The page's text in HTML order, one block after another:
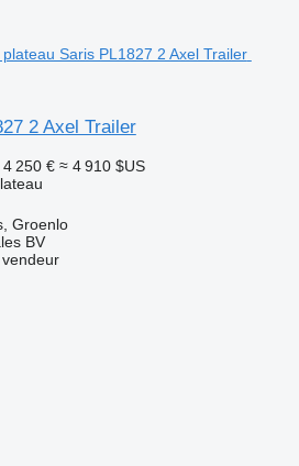
2 Axel Trailer
4 250 € ≈ 4 910 $US
Groenlo
BV